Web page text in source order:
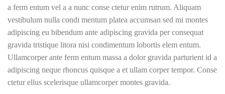
a ferm entum vel a a nunc conse ctetur enim rutrum. Aliquam
vestibulum nulla condi mentum platea accumsan sed mi montes
adipiscing eu bibendum ante adipiscing gravida per consequat
gravida tristique litora nisi condimentum lobortis elem entum.
Ullamcorper ante ferm entum massa a dolor gravida parturient id a
adipiscing neque rhoncus quisque a et ullam corper tempor. Conse
ctetur ellus scelerisque ullamcorper montes gravida.